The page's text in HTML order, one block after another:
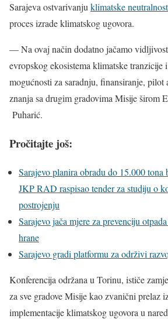
Sarajeva ostvarivanjuklimatske
proces izrade klimatskog ugovora.
— Na ovaj način dodatno jačamo
evropskog ekosistema klimatske tranzicije
mogućnosti za saradnju, finansiranje,
znanja sa drugim gradovima Misije širom
Puharić.
Pročitajte još:
Sarajevo planira obradu do 15.000 tona
JKP RAD raspisao tender za studiju o
postrojenju
Sarajevo jača mjere za prevenciju
hrane
Sarajevo gradi platformu za održivi
Konferencija održana u Torinu, ističe
za sve gradove Misije kao zvanični prelaz
implementacije klimatskog ugovora u